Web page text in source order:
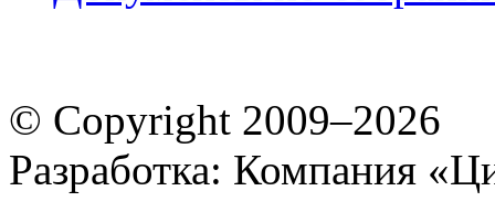
© Copyright 2009–2026
Разработка: Компания